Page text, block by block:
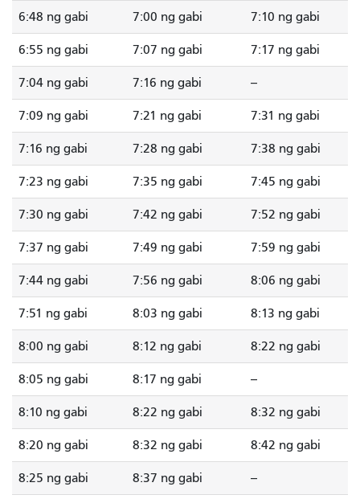
6:48 ng gabi 7:00 ng gabi 7:10 ng gabi
6:55 ng gabi 7:07 ng gabi 7:17 ng gabi
7:04 ng gabi 7:16 ng gabi --
7:09 ng gabi 7:21 ng gabi 7:31 ng gabi
7:16 ng gabi 7:28 ng gabi 7:38 ng gabi
7:23 ng gabi 7:35 ng gabi 7:45 ng gabi
7:30 ng gabi 7:42 ng gabi 7:52 ng gabi
7:37 ng gabi 7:49 ng gabi 7:59 ng gabi
7:44 ng gabi 7:56 ng gabi 8:06 ng gabi
7:51 ng gabi 8:03 ng gabi 8:13 ng gabi
8:00 ng gabi 8:12 ng gabi 8:22 ng gabi
8:05 ng gabi 8:17 ng gabi --
8:10 ng gabi 8:22 ng gabi 8:32 ng gabi
8:20 ng gabi 8:32 ng gabi 8:42 ng gabi
8:25 ng gabi 8:37 ng gabi --